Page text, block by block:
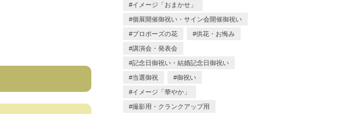
イメージ「おまかせ」
個展開催御祝い・サイン会開催御祝い
プロポーズの花 供花・お悔み
講演会・発表会
記念日御祝い・結婚記念日御祝い
当選御祝 御祝い
イメージ「華やか」
撮影用・クランクアップ用